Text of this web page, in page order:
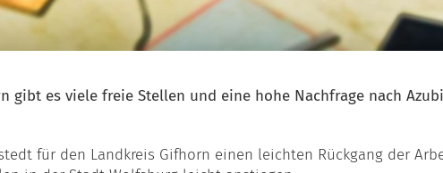
es viele freie Stellen und eine hohe Nachfrage nach
für den Landkreis Gifhorn einen leichten Rückgang der